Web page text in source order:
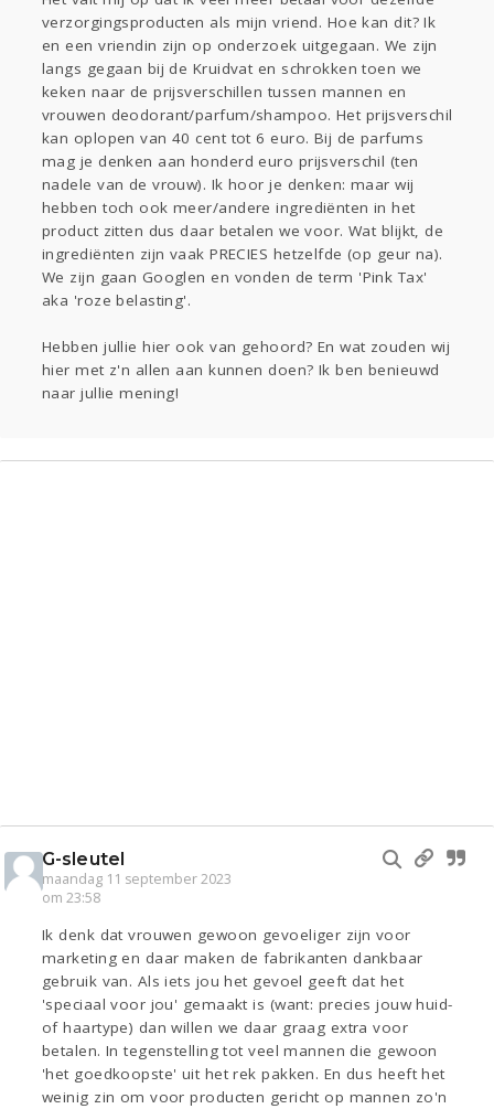
Gevraagd Horen Doen
Zien
Lezen
verzorgingsproducten als mijn vriend. Hoe kan dit? Ik
en een vriendin zijn op onderzoek uitgegaan. We zijn
langs gegaan bij de Kruidvat en schrokken toen we
keken naar de prijsverschillen tussen mannen en
vrouwen deodorant/parfum/shampoo. Het prijsverschil
kan oplopen van 40 cent tot 6 euro. Bij de parfums
mag je denken aan honderd euro prijsverschil (ten
nadele van de vrouw). Ik hoor je denken: maar wij
hebben toch ook meer/andere ingrediënten in het
product zitten dus daar betalen we voor. Wat blijkt, de
ingrediënten zijn vaak PRECIES hetzelfde (op geur na).
We zijn gaan Googlen en vonden de term 'Pink Tax'
aka 'roze belasting'.
Hebben jullie hier ook van gehoord? En wat zouden wij
hier met z'n allen aan kunnen doen? Ik ben benieuwd
naar jullie mening!
G-sleutel
maandag 11 september 2023
om 23:58
Ik denk dat vrouwen gewoon gevoeliger zijn voor
marketing en daar maken de fabrikanten dankbaar
gebruik van. Als iets jou het gevoel geeft dat het
'speciaal voor jou' gemaakt is (want: precies jouw huid-
of haartype) dan willen we daar graag extra voor
betalen. In tegenstelling tot veel mannen die gewoon
'het goedkoopste' uit het rek pakken. En dus heeft het
weinig zin om voor producten gericht op mannen zo'n